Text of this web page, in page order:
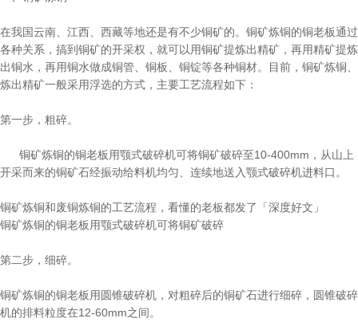
在我国云南、江西、西藏等地还是有不少铜矿的。铜矿炼铜的铜老板通过
各种关系，搞到铜矿的开采权，就可以用铜矿提炼出精矿，再用精矿提炼
出铜水，再用铜水做成铜管、铜板、铜锭等各种铜材。目前，铜矿炼铜、
炼出精矿一般采用浮选的方式，主要工艺流程如下：
第一步，粗碎。
铜矿炼铜的铜老板用颚式破碎机可将铜矿破碎至10-400mm，从山上
开采而来的铜矿石经振动给料机均匀、连续地送入颚式破碎机进料口。
铜矿炼铜和废铜炼铜的工艺流程，看懂的老板都发了「深度好文」
铜矿炼铜的铜老板用颚式破碎机可将铜矿破碎
第二步，细碎。
铜矿炼铜的铜老板用圆锥破碎机，对粗碎后的铜矿石进行细碎，圆锥破碎
机的排料粒度在12-60mm之间。